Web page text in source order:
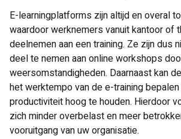
E-learningplatforms zijn altijd en overal
waardoor werknemers vanuit kantoor of
deelnemen aan een training. Ze zijn dus
deel te nemen aan online workshops
weersomstandigheden. Daarnaast kan
het werktempo van de e-training
productiviteit hoog te houden. Hierdoor
zich minder overbelast en meer
vooruitgang van uw organisatie.